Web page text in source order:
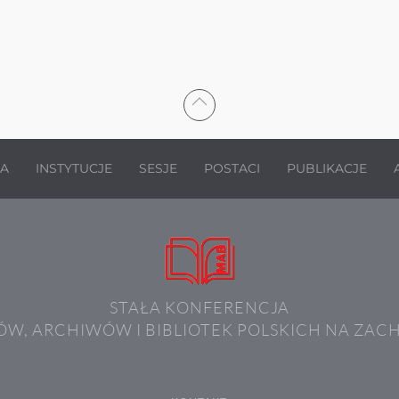
INSTYTUCJE SESJE POSTACI PUBLIKACJE
STAŁA KONFERENCJA
ARCHIWÓW I BIBLIOTEK POLSKICH NA